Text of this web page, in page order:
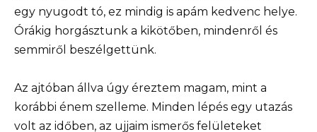
egy nyugodt tó, ez mindig is apám kedvenc helye.
Órákig horgásztunk a kikötőben, mindenről és
semmiről beszélgettünk.
Az ajtóban állva úgy éreztem magam, mint a
korábbi énem szelleme. Minden lépés egy utazás
volt az időben, az ujjaim ismerős felületeket